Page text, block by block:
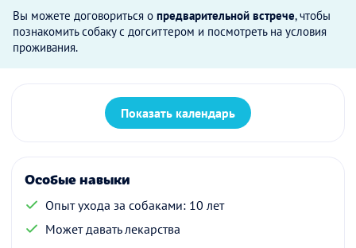
Вы можете договориться о предварительной встрече, чтобы
познакомить собаку с догситтером и посмотреть на условия
проживания.
Показать календарь
Особые навыки
Опыт ухода за собаками: 10 лет
Может давать лекарства